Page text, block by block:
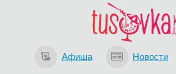
Афиша Новости